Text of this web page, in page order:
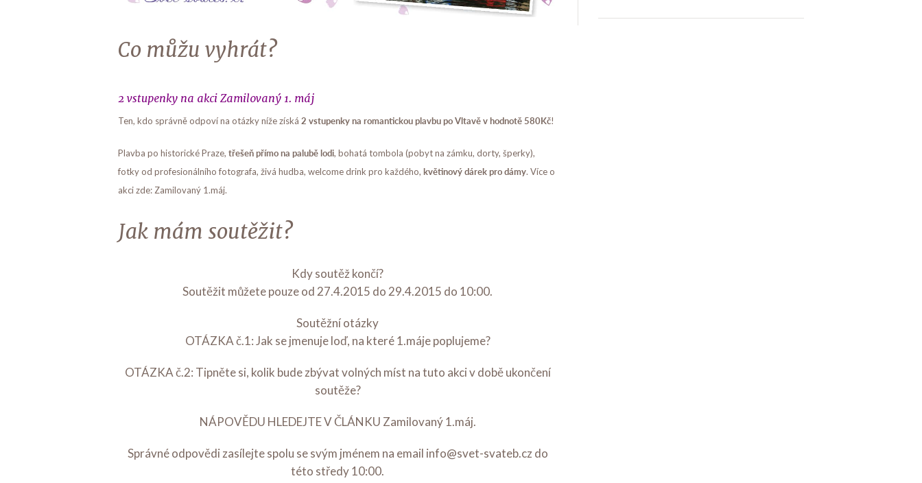
Co můžu vyhrát?
2 vstupenky na akci Zamilovaný 1. máj
Ten, kdo správně odpoví na otázky níže získá 2 vstupenky na romantickou plavbu po Vltavě v hodnotě 580Kč!
Plavba po historické Praze, třešeň přímo na palubě lodi, bohatá tombola (pobyt na zámku, dorty, šperky),
fotky od profesionálního fotografa, živá hudba, welcome drink pro každého, květinový dárek pro dámy. Více o
akci zde: Zamilovaný 1.máj.
Jak mám soutěžit?
Kdy soutěž končí?
Soutěžit můžete pouze od 27.4.2015 do 29.4.2015 do 10:00.
Soutěžní otázky
OTÁZKA č.1: Jak se jmenuje loď, na které 1.máje poplujeme?
OTÁZKA č.2: Tipněte si, kolik bude zbývat volných míst na tuto akci v době ukončení
soutěže?
NÁPOVĚDU HLEDEJTE V ČLÁNKU Zamilovaný 1.máj.
Správné odpovědi zasílejte spolu se svým jménem na email info@svet-svateb.czdo
této středy 10:00.